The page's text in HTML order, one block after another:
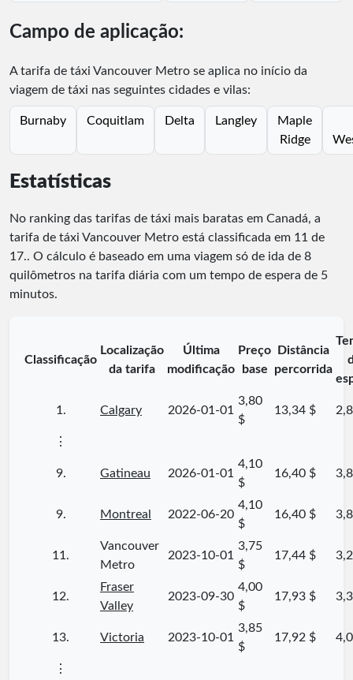
Campo de aplicação:
A tarifa de táxi Vancouver Metro se aplica no início da
viagem de táxi nas seguintes cidades e vilas:
Burnaby Coquitlam Delta Langley
Maple
Ridge
Estatísticas
No ranking das tarifas de táxi mais baratas em Canadá, a
tarifa de táxi Vancouver Metro está classificada em 11 de
17.. O cálculo é baseado em uma viagem só de ida de 8
quilômetros na tarifa diária com um tempo de espera de 5
minutos.
Classificação
Localização
da tarifa
Última
modificação
Preço
base
Distância
percorrida
1. Calgary 2026-01-01
3,80
$
13,34 $
⋮
9. Gatineau 2026-01-01
4,10
$
16,40 $
9. Montreal 2022-06-20
4,10
$
16,40 $
11.
Vancouver
Metro
2023-10-01
3,75
$
17,44 $
12.
Fraser
Valley
2023-09-30
4,00
$
17,93 $
13. Victoria 2023-10-01
3,85
$
17,92 $
⋮